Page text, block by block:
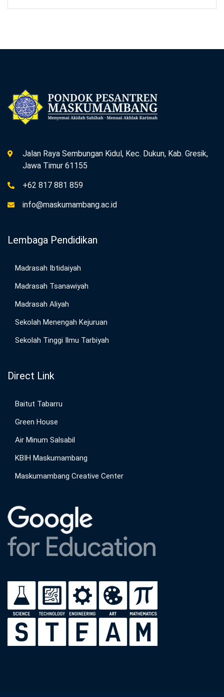
Jalan Raya Sembungan Kidul, Kec. Dukun, Kab. Gresik,
Jawa Timur 61155
+62 817 881 859
info@maskumambang.ac.id
Lembaga Pendidikan
Madrasah Ibtidaiyah
Madrasah Tsanawiyah
Madrasah Aliyah
Sekolah Menengah Kejuruan
Sekolah Tinggi Ilmu Tarbiyah
Direct Link
Baitut Tabarru
Green House
Air Minum Salsabil
KBIH Maskumambang
Maskumambang Creative Center